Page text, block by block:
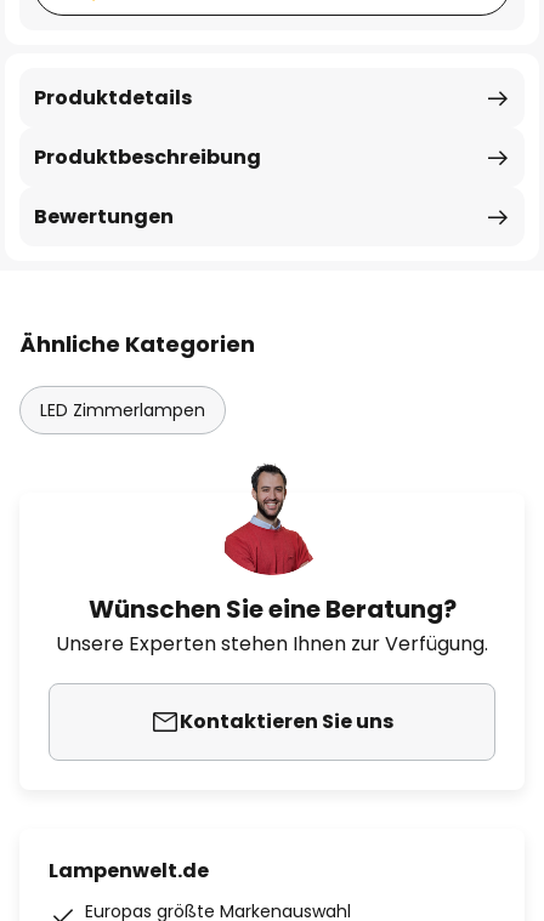
Produktbeschreibung
Produktdetails
Bewertungen
Ähnliche Kategorien
LED Zimmerlampen
Wünschen Sie eine Beratung?
Unsere Experten stehen Ihnen zur Verfügung.
Kontaktieren Sie uns
Lampenwelt.de
Europas größte Markenauswahl